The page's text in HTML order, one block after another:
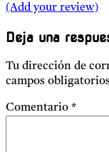
(Add your review)
Deja una
Tu dirección de
campos
Comentario *